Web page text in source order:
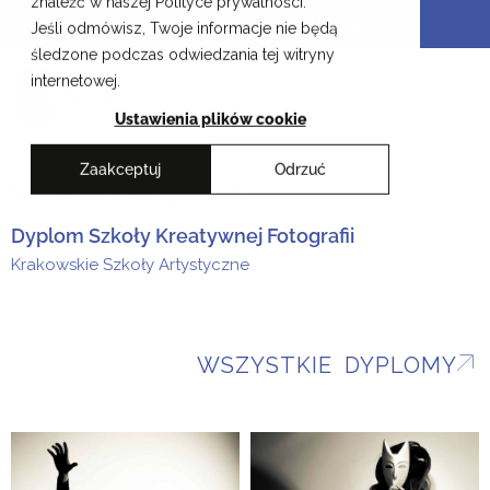
Jeśli odmówisz, Twoje informacje nie będą
śledzone podczas odwiedzania tej witryny
internetowej.
Ustawienia plików cookie
Zaakceptuj Odrzuć
Przejdź
treści
Krakowskie Szkoły Artystyczne
EN
Sylwia Bednarek
Dyplom Szkoły Kreatywnej Fotografii
Krakowskie Szkoły Artystyczne
WSZYSTKIE DYPLOMY